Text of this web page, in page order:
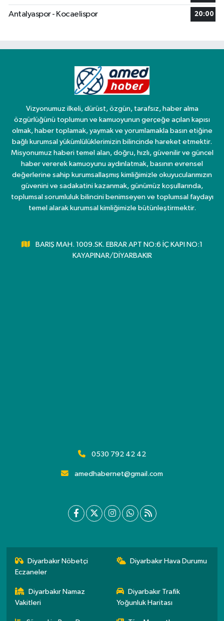
Antalyaspor - Kocaelispor 20:00
Vizyonumuz ilkeli, dürüst, özgün, tarafsız, haber alma
özgürlüğünü toplumun ve kamuoyunun gerçeğe açılan kapısı
olmak, haber toplamak, yaymak ve yorumlamakla basın etiğine
bağlı kurumsal yükümlülüklerimizin bilincinde hareket etmektir.
Misyonumuz haberi temel alan, doğru, hızlı, güvenilir ve güncel
haber vererek kamuoyunu aydınlatmak, basının evrensel
değerlerine sahip kurumsallaşmış kimliğimizle okuyucularımızın
güvenini ve sadakatini kazanmak, günümüz koşullarında,
toplumsal sorumluluk bilincini benimseyen ve toplumsal faydayı
temel alarak kurumsal kimliğimizle bütünleştirmektir.
BARIŞ MAH. 1009.SK. EBRAR APT NO:6 İÇ KAPI NO:1
KAYAPINAR/DİYARBAKIR
0530 792 42 42
amedhabernet@gmail.com
Diyarbakır Nöbetçi
Eczaneler
Diyarbakır Hava Durumu
Diyarbakır Namaz
Vakitleri
Diyarbakır Trafik
Yoğunluk Haritası